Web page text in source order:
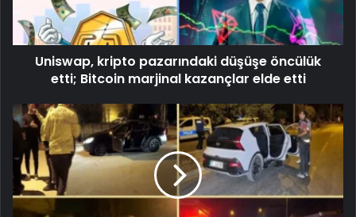
Uniswap, kripto pazarındaki düşüşe öncülük
etti; Bitcoin marjinal kazançlar elde etti